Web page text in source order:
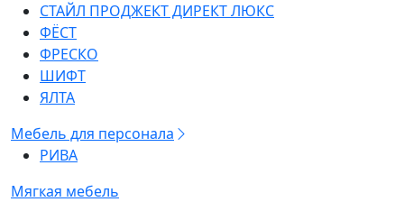
СТАЙЛ ПРОДЖЕКТ ДИРЕКТ ЛЮКС
ФЁСТ
ФРЕСКО
ШИФТ
ЯЛТА
Мебель для персонала
РИВА
Мягкая мебель